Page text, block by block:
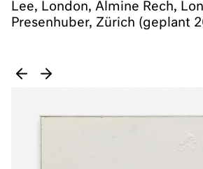
Lee, London, Almine Rech,
Presenhuber, Zürich (geplant